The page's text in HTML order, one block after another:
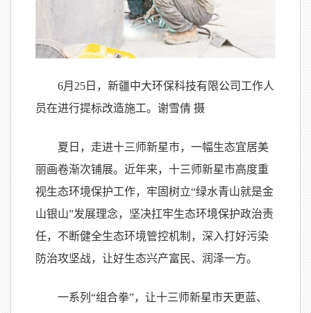
6月25日，新疆中大环保科技有限公司工作人
员在进行提标改造施工。谢雪倩 摄
夏日，走进十三师新星市，一幅生态宜居美
丽画卷渐次铺展。近年来，十三师新星市高度重
视生态环境保护工作，牢固树立“绿水青山就是金
山银山”发展理念，坚决扛牢生态环境保护政治责
任，不断健全生态环境管控机制，深入打好污染
防治攻坚战，让好生态兴产富民、润泽一方。
一系列“组合拳”，让十三师新星市天更蓝、